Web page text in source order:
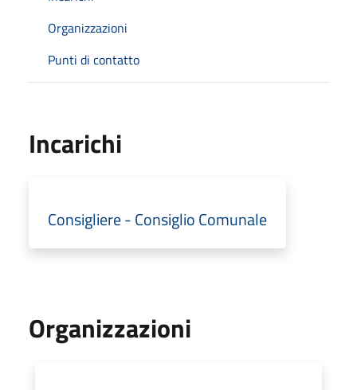
Organizzazioni
Punti di contatto
Incarichi
Consigliere - Consiglio Comunale
Organizzazioni